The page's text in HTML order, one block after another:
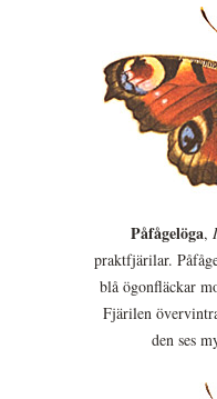
Påfågelöga,
praktfjärilar.
blå ögonfläckar
Fjärilen
den ses